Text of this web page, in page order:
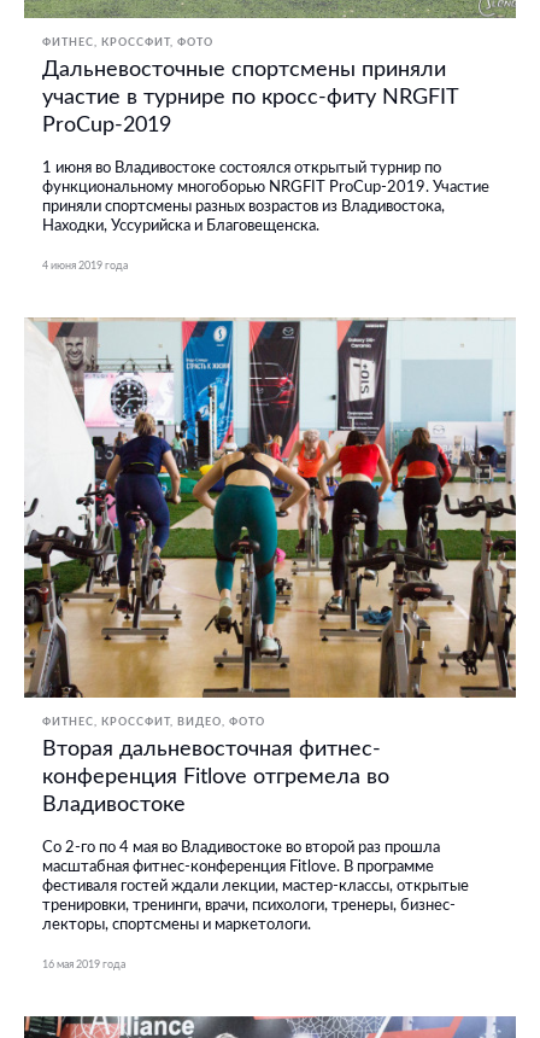
ФИТНЕС, КРОССФИТ ФОТО
Дальневосточные спортсмены приняли
участие в турнире по кросс-фиту NRGFIT
ProCup-2019
1 июня во Владивостоке состоялся открытый турнир по
функциональному многоборью NRGFIT ProCup-2019. Участие
приняли спортсмены разных возрастов из Владивостока,
Находки, Уссурийска и Благовещенска.
4 июня 2019 года
ФИТНЕС, КРОССФИТ ВИДЕО ФОТО
Вторая дальневосточная фитнес-
конференция Fitlove отгремела во
Владивостоке
Со 2-го по 4 мая во Владивостоке во второй раз прошла
масштабная фитнес-конференция Fitlove. В программе
фестиваля гостей ждали лекции, мастер-классы, открытые
тренировки, тренинги, врачи, психологи, тренеры, бизнес-
лекторы, спортсмены и маркетологи.
16 мая 2019 года